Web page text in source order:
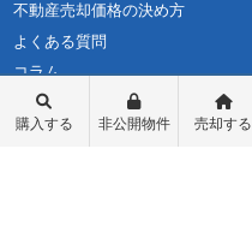
不動産売却価格の決め方
よくある質問
コラム
購入する 非公開物件 売却する